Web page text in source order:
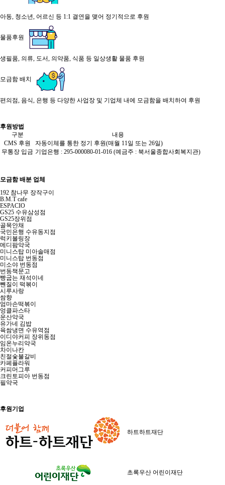
아동, 청소년, 어르신 등 1:1 결연을 맺어 정기적으로 후원
물품후원
생필품, 의류, 도서, 의약품, 식품 등 일상생활 물품 후원
모금함 배치
편의점, 음식, 은행 등 다양한 사업장 및 기업체 내에 모금함을 배치하여 후원
후원방법
구분
내용
CMS 후원
자동이체를 통한 정기 후원(매월 11일 또는 26일)
무통장 입금 기업은행 : 295-000080-01-016 (예금주 : 북서울종합사회복지관)
모금함 배분 업체
192 참나무 장작구이
B.M.T cafe
ESPACIO
GS25 수유삼성점
GS25장위점
골목안채
국민은행 수유동지점
럭키볼링장
메디팜약국
미니스탑 미아솔매점
미니스탑 번동점
미소야 번동점
번동책문고
빵굽는 재석이네
뺀질이 떡볶이
시루사랑
쌈향
엄마손떡볶이
엉클파스타
운산약국
유가네 김밥
육쌈냉면 수유역점
이디야커피 장위동점
임온누리약국
차이나칸
친절숯불갈비
카페플라워
커피머그루
크린토피아 번동점
필약국
후원기업
하트하트재단
초록우산 어린이재단